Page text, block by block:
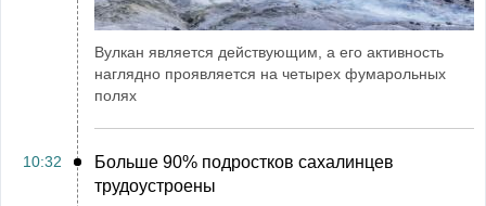
Вулкан является действующим, а его активность
наглядно проявляется на четырех фумарольных
полях
10:32
Больше 90% подростков сахалинцев
трудоустроены